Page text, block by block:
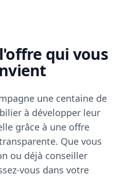
qui vous
une centaine de
à développer leur
grâce à une offre
Que vous
ou déjà conseiller
vous dans votre